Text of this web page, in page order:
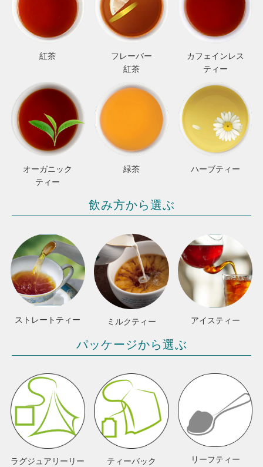
紅茶
フレーバー
紅茶
カフェインレス
ティー
オーガニック
ティー
緑茶 ハーブティー
飲み方から選ぶ
ストレートティー ミルクティー アイスティー
パッケージから選ぶ
ラグジュアリーリー
ティーバック リーフティー